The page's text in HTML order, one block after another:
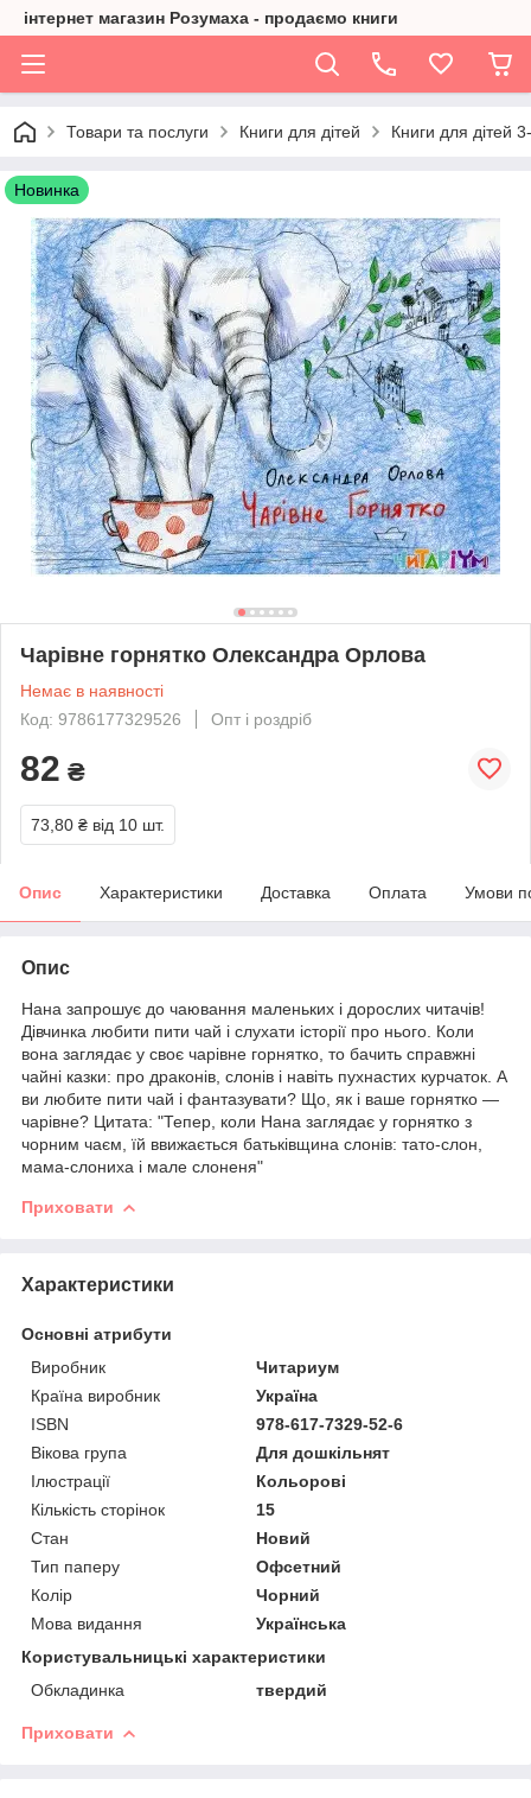
інтернет магазин Розумаха - продаємо книги
Товари та послуги Книги для дітей Книги для дітей
Новинка
Чарівне горнятко Олександра Орлова
Немає в наявності
Код: 9786177329526
Опт і роздріб
82 ₴
73,80 ₴ від 10 шт.
Опис Характеристики Доставка Оплата Умови
Опис
Нана запрошує до чаювання маленьких і дорослих читачів!
Дівчинка любити пити чай і слухати історії про нього. Коли
вона заглядає у своє чарівне горнятко, то бачить справжні
чайні казки: про драконів, слонів і навіть пухнастих курчаток. А
ви любите пити чай і фантазувати? Що, як і ваше горнятко —
чарівне? Цитата: "Тепер, коли Нана заглядає у горнятко з
чорним чаєм, їй ввижається батьківщина слонів: тато-слон,
мама-слониха і мале слоненя"
Приховати
Характеристики
Основні атрибути
Виробник
Читариум
Країна виробник
Україна
ISBN
978-617-7329-52-6
Вікова група
Для дошкільнят
Ілюстрації
Кольорові
Кількість сторінок
15
Стан
Новий
Тип паперу
Офсетний
Колір
Чорний
Мова видання
Українська
Користувальницькі характеристики
Обкладинка
твердий
Приховати